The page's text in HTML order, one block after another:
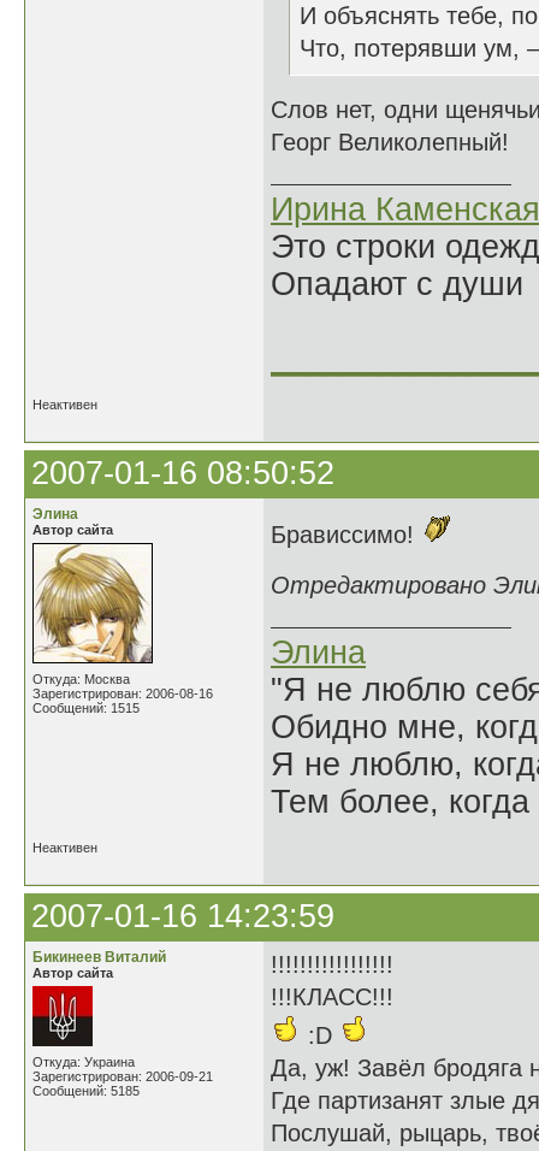
И объяснять тебе,
Что, потерявши ум,
Слов нет, одни
Георг Великолепный!
Ирина Каменская
Это строки
Опадают с души
Неактивен
2007-01-16 08:50:52
Элина
Автор сайта
Откуда: Москва
Зарегистрирован: 2006-08-16
Сообщений: 1515
Брависсимо!
Отредактировано
Элина
"Я не люблю
Обидно мне,
Я не люблю,
Тем более,
Неактивен
2007-01-16 14:23:59
Бикинеев Виталий
Автор сайта
Откуда: Украина
Зарегистрирован: 2006-09-21
Сообщений: 5185
!!!!!!!!!!!!!!!!!
!!!КЛАСС!!!
:D
Да, уж! Завёл бродяга
Где партизанят злые
Послушай, рыцарь,